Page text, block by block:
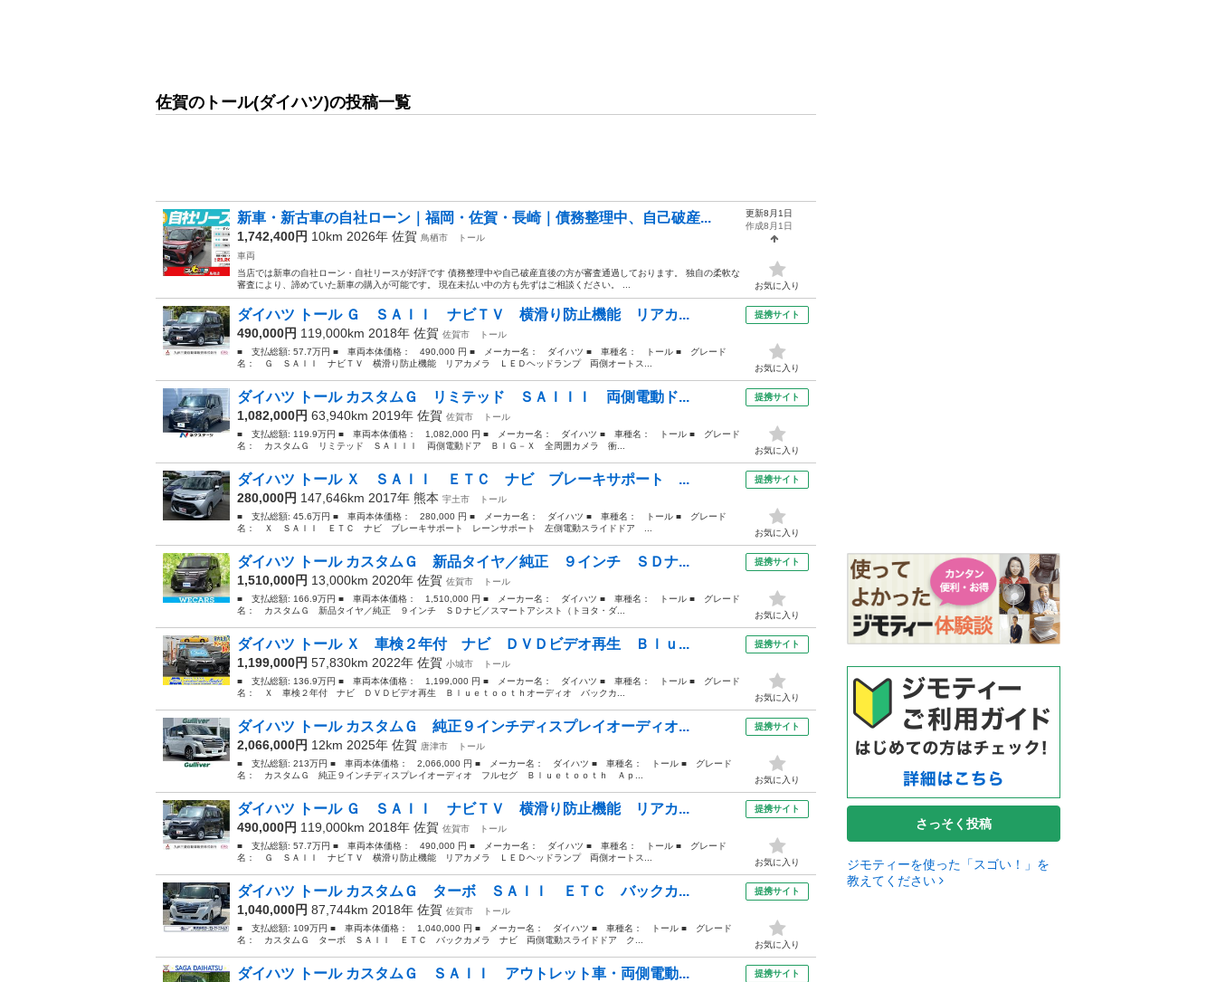
佐賀のトール(ダイハツ)の投稿一覧
新車・新古車の自社ローン｜福岡・佐賀・長崎｜債務整理中、自己破産...
1,742,400円 10km 2026年 佐賀 鳥栖市
トール
車両
当店では新車の自社ローン・自社リースが好評です 債務整理中や自己破産直後の方が審査通過しております。 独自の柔軟な
審査により、諦めていた新車の購入が可能です。 現在未払い中の方も先ずはご相談ください。 ...
更新8月1日
作成8月1日
お気に入り
ダイハツ トール Ｇ ＳＡＩＩ ナビＴＶ 横滑り防止機能 リアカ...
490,000円 119,000km 2018年 佐賀 佐賀市
トール
■ 支払総額: 57.7万円 ■ 車両本体価格： 490,000 円 ■ メーカー名： ダイハツ ■ 車種名： トール ■ グレード
名： Ｇ ＳＡＩＩ ナビＴＶ 横滑り防止機能 リアカメラ ＬＥＤヘッドランプ 両側オートス...
提携サイト
お気に入り
ダイハツ トール カスタムＧ リミテッド ＳＡＩＩＩ 両側電動ド...
1,082,000円 63,940km 2019年 佐賀 佐賀市
トール
■ 支払総額: 119.9万円 ■ 車両本体価格： 1,082,000 円 ■ メーカー名： ダイハツ ■ 車種名： トール ■ グレード
名： カスタムＧ リミテッド ＳＡＩＩＩ 両側電動ドア ＢＩＧ－Ｘ 全周囲カメラ 衝...
提携サイト
お気に入り
ダイハツ トール Ｘ ＳＡＩＩ ＥＴＣ ナビ ブレーキサポート ...
280,000円 147,646km 2017年 熊本 宇土市
トール
■ 支払総額: 45.6万円 ■ 車両本体価格： 280,000 円 ■ メーカー名： ダイハツ ■ 車種名： トール ■ グレード
名： Ｘ ＳＡＩＩ ＥＴＣ ナビ ブレーキサポート レーンサポート 左側電動スライドドア ...
提携サイト
お気に入り
ダイハツ トール カスタムＧ 新品タイヤ／純正 ９インチ ＳＤナ...
1,510,000円 13,000km 2020年 佐賀 佐賀市
トール
■ 支払総額: 166.9万円 ■ 車両本体価格： 1,510,000 円 ■ メーカー名： ダイハツ ■ 車種名： トール ■ グレード
名： カスタムＧ 新品タイヤ／純正 ９インチ ＳＤナビ／スマートアシスト（トヨタ・ダ...
提携サイト
お気に入り
ダイハツ トール Ｘ 車検２年付 ナビ ＤＶＤビデオ再生 Ｂｌｕ...
1,199,000円 57,830km 2022年 佐賀 小城市
トール
■ 支払総額: 136.9万円 ■ 車両本体価格： 1,199,000 円 ■ メーカー名： ダイハツ ■ 車種名： トール ■ グレード
名： Ｘ 車検２年付 ナビ ＤＶＤビデオ再生 Ｂｌｕｅｔｏｏｔｈオーディオ バックカ...
提携サイト
お気に入り
ダイハツ トール カスタムＧ 純正９インチディスプレイオーディオ...
2,066,000円 12km 2025年 佐賀 唐津市
トール
■ 支払総額: 213万円 ■ 車両本体価格： 2,066,000 円 ■ メーカー名： ダイハツ ■ 車種名： トール ■ グレード
名： カスタムＧ 純正９インチディスプレイオーディオ フルセグ Ｂｌｕｅｔｏｏｔｈ Ａｐ...
提携サイト
お気に入り
ダイハツ トール Ｇ ＳＡＩＩ ナビＴＶ 横滑り防止機能 リアカ...
490,000円 119,000km 2018年 佐賀 佐賀市
トール
■ 支払総額: 57.7万円 ■ 車両本体価格： 490,000 円 ■ メーカー名： ダイハツ ■ 車種名： トール ■ グレード
名： Ｇ ＳＡＩＩ ナビＴＶ 横滑り防止機能 リアカメラ ＬＥＤヘッドランプ 両側オートス...
提携サイト
お気に入り
ダイハツ トール カスタムＧ ターボ ＳＡＩＩ ＥＴＣ バックカ...
1,040,000円 87,744km 2018年 佐賀 佐賀市
トール
■ 支払総額: 109万円 ■ 車両本体価格： 1,040,000 円 ■ メーカー名： ダイハツ ■ 車種名： トール ■ グレード
名： カスタムＧ ターボ ＳＡＩＩ ＥＴＣ バックカメラ ナビ 両側電動スライドドア ク...
提携サイト
お気に入り
ダイハツ トール カスタムＧ ＳＡＩＩ アウトレット車・両側電動... 提携サイト
さっそく投稿
ジモティーを使った「スゴい！」を
教えてください